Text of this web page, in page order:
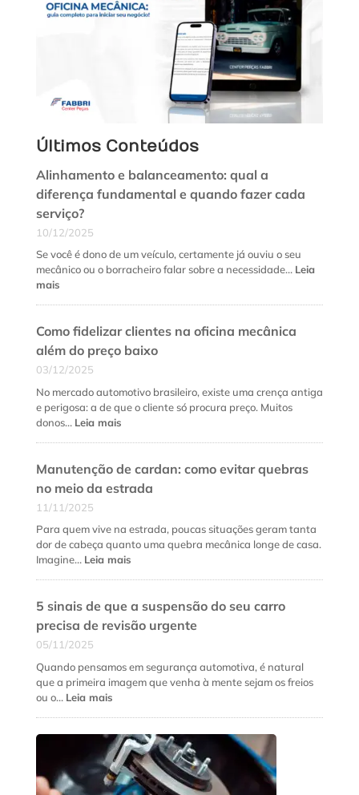
Últimos Conteúdos
Alinhamento e balanceamento: qual a
diferença fundamental e quando fazer cada
serviço?
10/12/2025
Se você é dono de um veículo, certamente já ouviu o seu
mecânico ou o borracheiro falar sobre a necessidade… Leia
mais:
balanceamento:
qual
diferença
fundamental
e
quando
serviço?
Como fidelizar clientes na oficina mecânica
além do preço baixo
03/12/2025
No mercado automotivo brasileiro, existe uma crença antiga
e perigosa: a de que o cliente só procura preço. Muitos
donos… Leia mais:
clientes
na
além
do
preço
Manutenção de cardan: como evitar quebras
no meio da estrada
11/11/2025
Para quem vive na estrada, poucas situações geram tanta
dor de cabeça quanto uma quebra mecânica longe de casa.
Imagine… Leia mais:
cardan:
como
no
meio
5 sinais de que a suspensão do seu carro
precisa de revisão urgente
05/11/2025
Quando pensamos em segurança automotiva, é natural
que a primeira imagem que venha à mente sejam os freios
ou o… Leia mais:
de
que
a
suspensão